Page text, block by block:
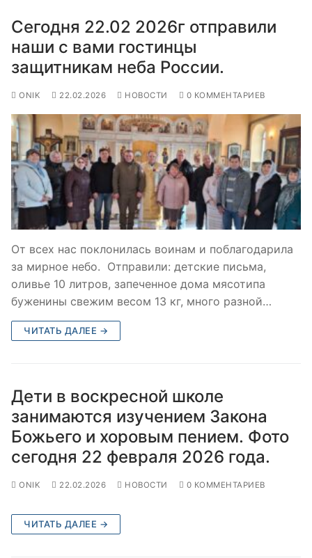
Сегодня 22.02 2026г отправили
наши с вами гостинцы
защитникам неба России.
ONIK 22.02.2026 НОВОСТИ 0 КОММЕНТАРИЕВ
От всех нас поклонилась воинам и поблагодарила
за мирное небо. Отправили: детские письма,
оливье 10 литров, запеченное дома мясотипа
буженины свежим весом 13 кг, много разной…
ЧИТАТЬ ДАЛЕЕ →
Дети в воскресной школе
занимаются изучением Закона
Божьего и хоровым пением. Фото
сегодня 22 февраля 2026 года.
ONIK 22.02.2026 НОВОСТИ 0 КОММЕНТАРИЕВ
ЧИТАТЬ ДАЛЕЕ →